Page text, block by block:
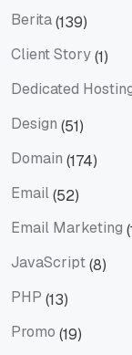
Berita(139)
Client Story(1)
Dedicated
Design (51)
Domain (174)
Email(52)
Email Marketing
JavaScript(8)
PHP (13)
Promo (19)